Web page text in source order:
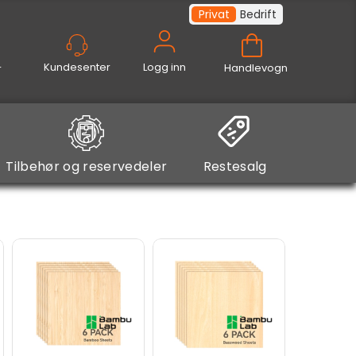
Logg inn
Privat Bedrift
Handlevogn
Tilbehør og reservedeler Restesalg